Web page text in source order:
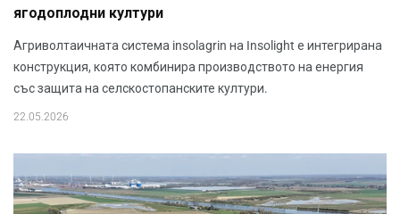
ягодоплодни култури
Агриволтаичната система insolagrin на Insolight е интегрирана
конструкция, която комбинира производството на енергия
със защита на селскостопанските култури.
22.05.2026